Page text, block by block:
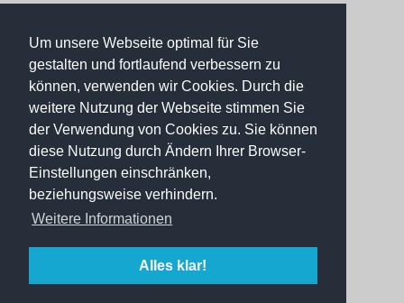
Um unsere Webseite optimal für Sie
gestalten und fortlaufend verbessern zu
können, verwenden wir Cookies. Durch die
weitere Nutzung der Webseite stimmen Sie
der Verwendung von Cookies zu. Sie können
diese Nutzung durch Ändern Ihrer Browser-
Einstellungen einschränken,
beziehungsweise verhindern.
Weitere Informationen
Alles klar!